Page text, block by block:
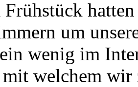
Frühstück
um
wenig im
welchem